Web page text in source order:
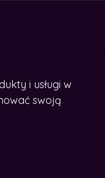
i usługi w
swoją